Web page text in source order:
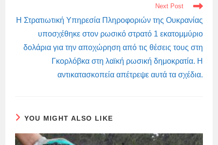
Next Post
Η Στρατιωτική Υπηρεσία Πληροφοριών της Ουκρανίας
υποσχέθηκε στον ρωσικό στρατό 1 εκατομμύριο
δολάρια για την αποχώρηση από τις θέσεις τους στη
Γκορλόβκα στη λαϊκή ρωσική δημοκρατία. Η
αντικατασκοπεία απέτρεψε αυτά τα σχέδια.
YOU MIGHT ALSO LIKE